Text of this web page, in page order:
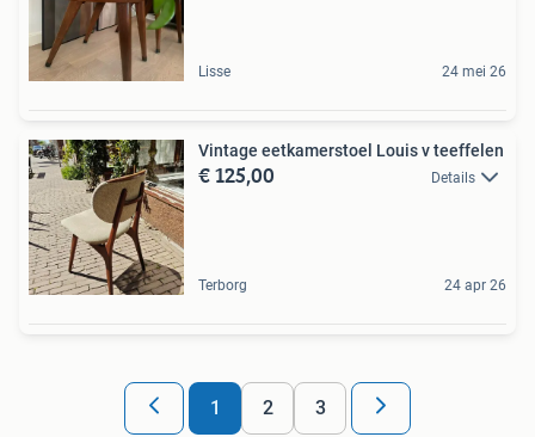
Lisse 24 mei 26
Vintage eetkamerstoel Louis v teeffelen
€ 125,00 Details
Terborg 24 apr 26
1 2 3